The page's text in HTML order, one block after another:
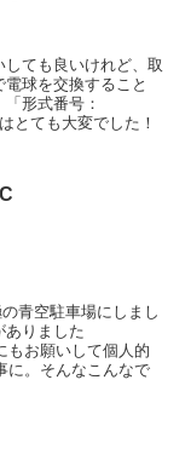
ても良いけれど、取
球を交換すること
形式番号：
とても大変でした！
青空駐車場にしまし
ありました
もお願いして個人的
に。そんなこんなで